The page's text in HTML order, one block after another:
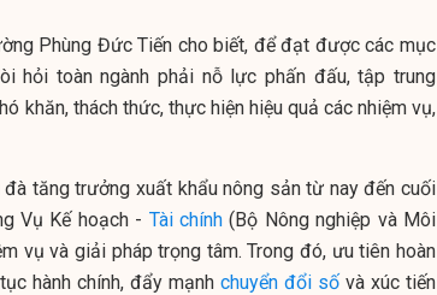
Phùng Đức Tiến cho biết, để đạt được các mục
hỏi toàn ngành phải nỗ lực phấn đấu, tập trung
khăn, thách thức, thực hiện hiệu quả các nhiệm vụ,
tăng trưởng xuất khẩu nông sản từ nay đến cuối
Vụ Kế hoạch - Tài chính (Bộ Nông nghiệp và Môi
vụ và giải pháp trọng tâm. Trong đó, ưu tiên hoàn
hành chính, đẩy mạnh chuyển đổi số và xúc tiến